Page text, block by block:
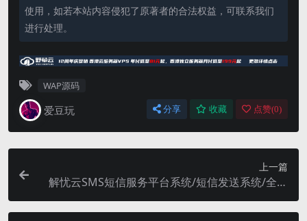
使用，如若本站内容侵犯了原著者的合法权益，可联系我们
进行处理。
WAP源码
爱豆玩 分享 收藏 点赞(0)
上一篇
解忧云SMS短信服务平台系统/短信发送系统/全解
密完美版